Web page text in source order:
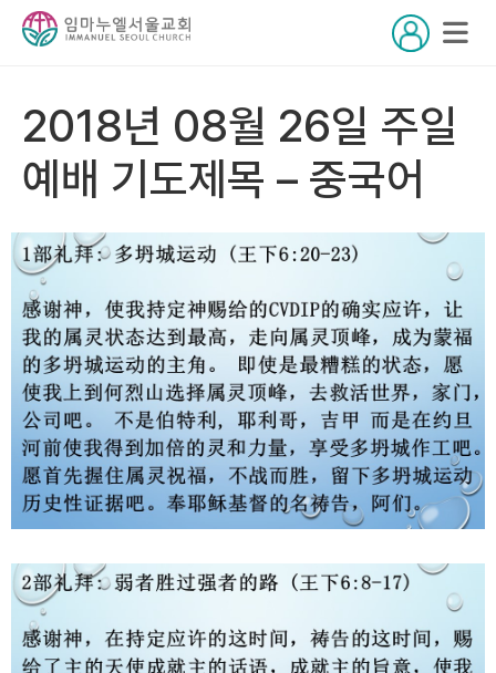
2018년 08월 26일 주일
예배 기도제목 – 중국어